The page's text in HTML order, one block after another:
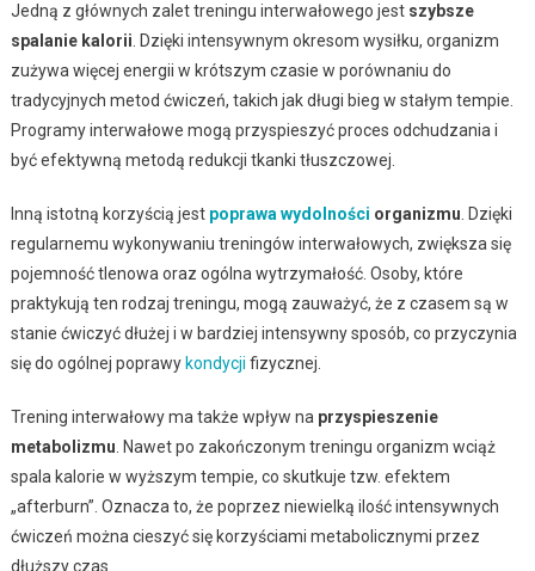
Jedną z głównych zalet treningu interwałowego jest szybsze
spalanie kalorii. Dzięki intensywnym okresom wysiłku, organizm
zużywa więcej energii w krótszym czasie w porównaniu do
tradycyjnych metod ćwiczeń, takich jak długi bieg w stałym tempie.
Programy interwałowe mogą przyspieszyć proces odchudzania i
być efektywną metodą redukcji tkanki tłuszczowej.
Inną istotną korzyścią jest poprawa wydolności organizmu. Dzięki
regularnemu wykonywaniu treningów interwałowych, zwiększa się
pojemność tlenowa oraz ogólna wytrzymałość. Osoby, które
praktykują ten rodzaj treningu, mogą zauważyć, że z czasem są w
stanie ćwiczyć dłużej i w bardziej intensywny sposób, co przyczynia
się do ogólnej poprawy kondycji fizycznej.
Trening interwałowy ma także wpływ na przyspieszenie
metabolizmu. Nawet po zakończonym treningu organizm wciąż
spala kalorie w wyższym tempie, co skutkuje tzw. efektem
„afterburn”. Oznacza to, że poprzez niewielką ilość intensywnych
ćwiczeń można cieszyć się korzyściami metabolicznymi przez
dłuższy czas.